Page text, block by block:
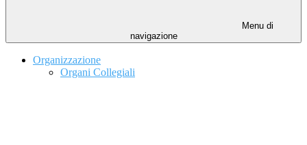
Menu di
navigazione
Organizzazione
Organi Collegiali